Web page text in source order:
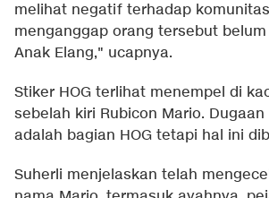
melihat negatif terhadap
menganggap orang tersebut belum
Anak Elang," ucapnya.
Stiker HOG terlihat menempel di
sebelah kiri Rubicon Mario.
adalah bagian HOG tetapi hal ini
Suherli menjelaskan telah